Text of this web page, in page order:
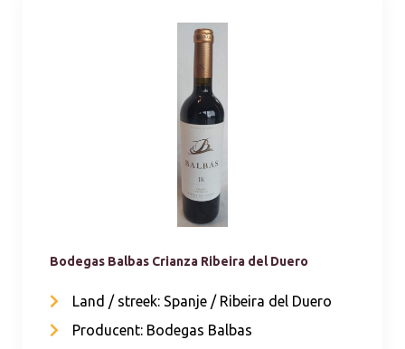
Bodegas Balbas Crianza Ribeira del Duero
Land / streek: Spanje / Ribeira del Duero
Producent: Bodegas Balbas